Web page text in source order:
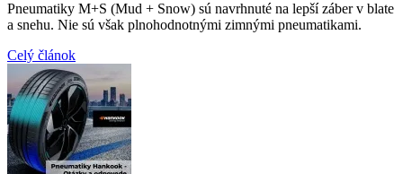
Pneumatiky M+S (Mud + Snow) sú navrhnuté na lepší záber v blate
a snehu. Nie sú však plnohodnotnými zimnými pneumatikami.
Celý článok